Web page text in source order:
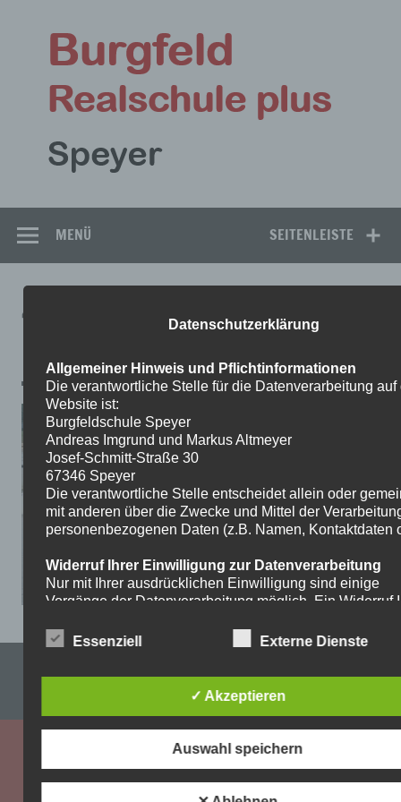
springen
SEITENLEISTE
MENÜ
45DD71C0-E8A3-44BA-A007-
FDE13DA9D156
WordPress-Theme: Dynamic News von ThemeZee.
Datenschutzerklärung
Allgemeiner Hinweis und Pflichtinformationen
Die verantwortliche Stelle für die Datenverarbeitung auf
Website ist:
Burgfeldschule Speyer
Andreas Imgrund und Markus Altmeyer
Josef-Schmitt-Straße 30
67346 Speyer
Die verantwortliche Stelle entscheidet allein oder
mit anderen über die Zwecke und Mittel der
personenbezogenen Daten (z.B. Namen, Kontaktdaten
Widerruf Ihrer Einwilligung zur Datenverarbeitung
Nur mit Ihrer ausdrücklichen Einwilligung sind einige
Vorgänge der Datenverarbeitung möglich. Ein Widerruf
Widerruf genügt eine formlose Mitteilung per E-Mail. Die
Recht auf Beschwerde bei der zuständigen
Aufsichtsbehörde
Als Betroffener steht Ihnen im Falle eines
der zuständigen Aufsichtsbehörde zu. Zuständige
Aufsichtsbehörde bezüglich datenschutzrechtlicher
Essenziell Externe Dienste
✓ Akzeptieren
Auswahl speichern